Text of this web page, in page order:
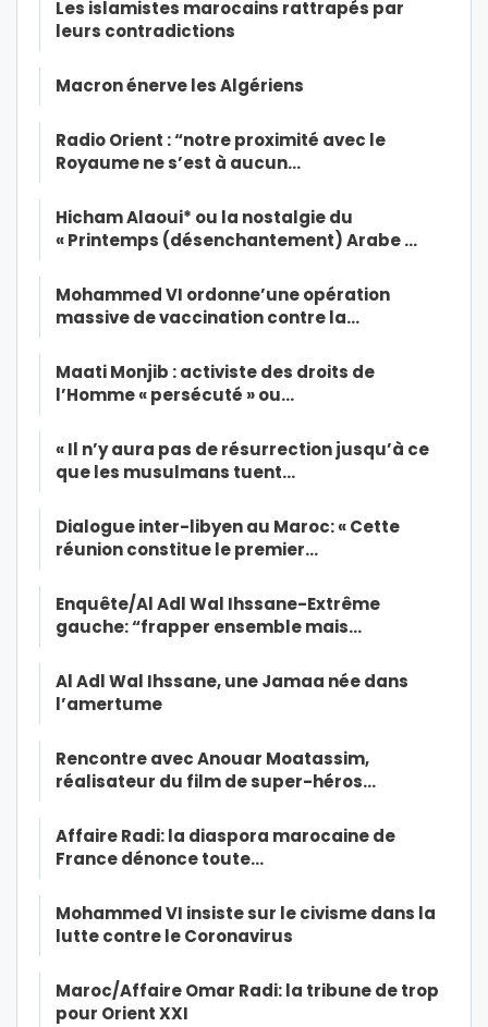
Les islamistes marocains rattrapés par
leurs contradictions
Macron énerve les Algériens
Radio Orient : “notre proximité avec le
Royaume ne s’est à aucun…
Hicham Alaoui* ou la nostalgie du
« Printemps (désenchantement) Arabe …
Mohammed VI ordonne’une opération
massive de vaccination contre la…
Maati Monjib : activiste des droits de
l’Homme « persécuté » ou…
« Il n’y aura pas de résurrection jusqu’à ce
que les musulmans tuent…
Dialogue inter-libyen au Maroc: « Cette
réunion constitue le premier…
Enquête/Al Adl Wal Ihssane-Extrême
gauche: “frapper ensemble mais…
Al Adl Wal Ihssane, une Jamaa née dans
l’amertume
Rencontre avec Anouar Moatassim,
réalisateur du film de super-héros…
Affaire Radi: la diaspora marocaine de
France dénonce toute…
Mohammed VI insiste sur le civisme dans la
lutte contre le Coronavirus
Maroc/Affaire Omar Radi: la tribune de trop
pour Orient XXI